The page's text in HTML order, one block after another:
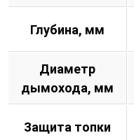
Глубина, мм
Диаметр
дымохода, мм
Защита топки